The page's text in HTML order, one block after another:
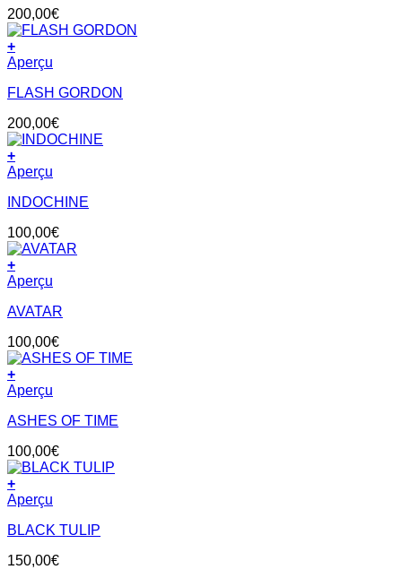
200,00€
+
Aperçu
FLASH GORDON
200,00€
+
Aperçu
INDOCHINE
100,00€
+
Aperçu
AVATAR
100,00€
+
Aperçu
ASHES OF TIME
100,00€
+
Aperçu
BLACK TULIP
150,00€